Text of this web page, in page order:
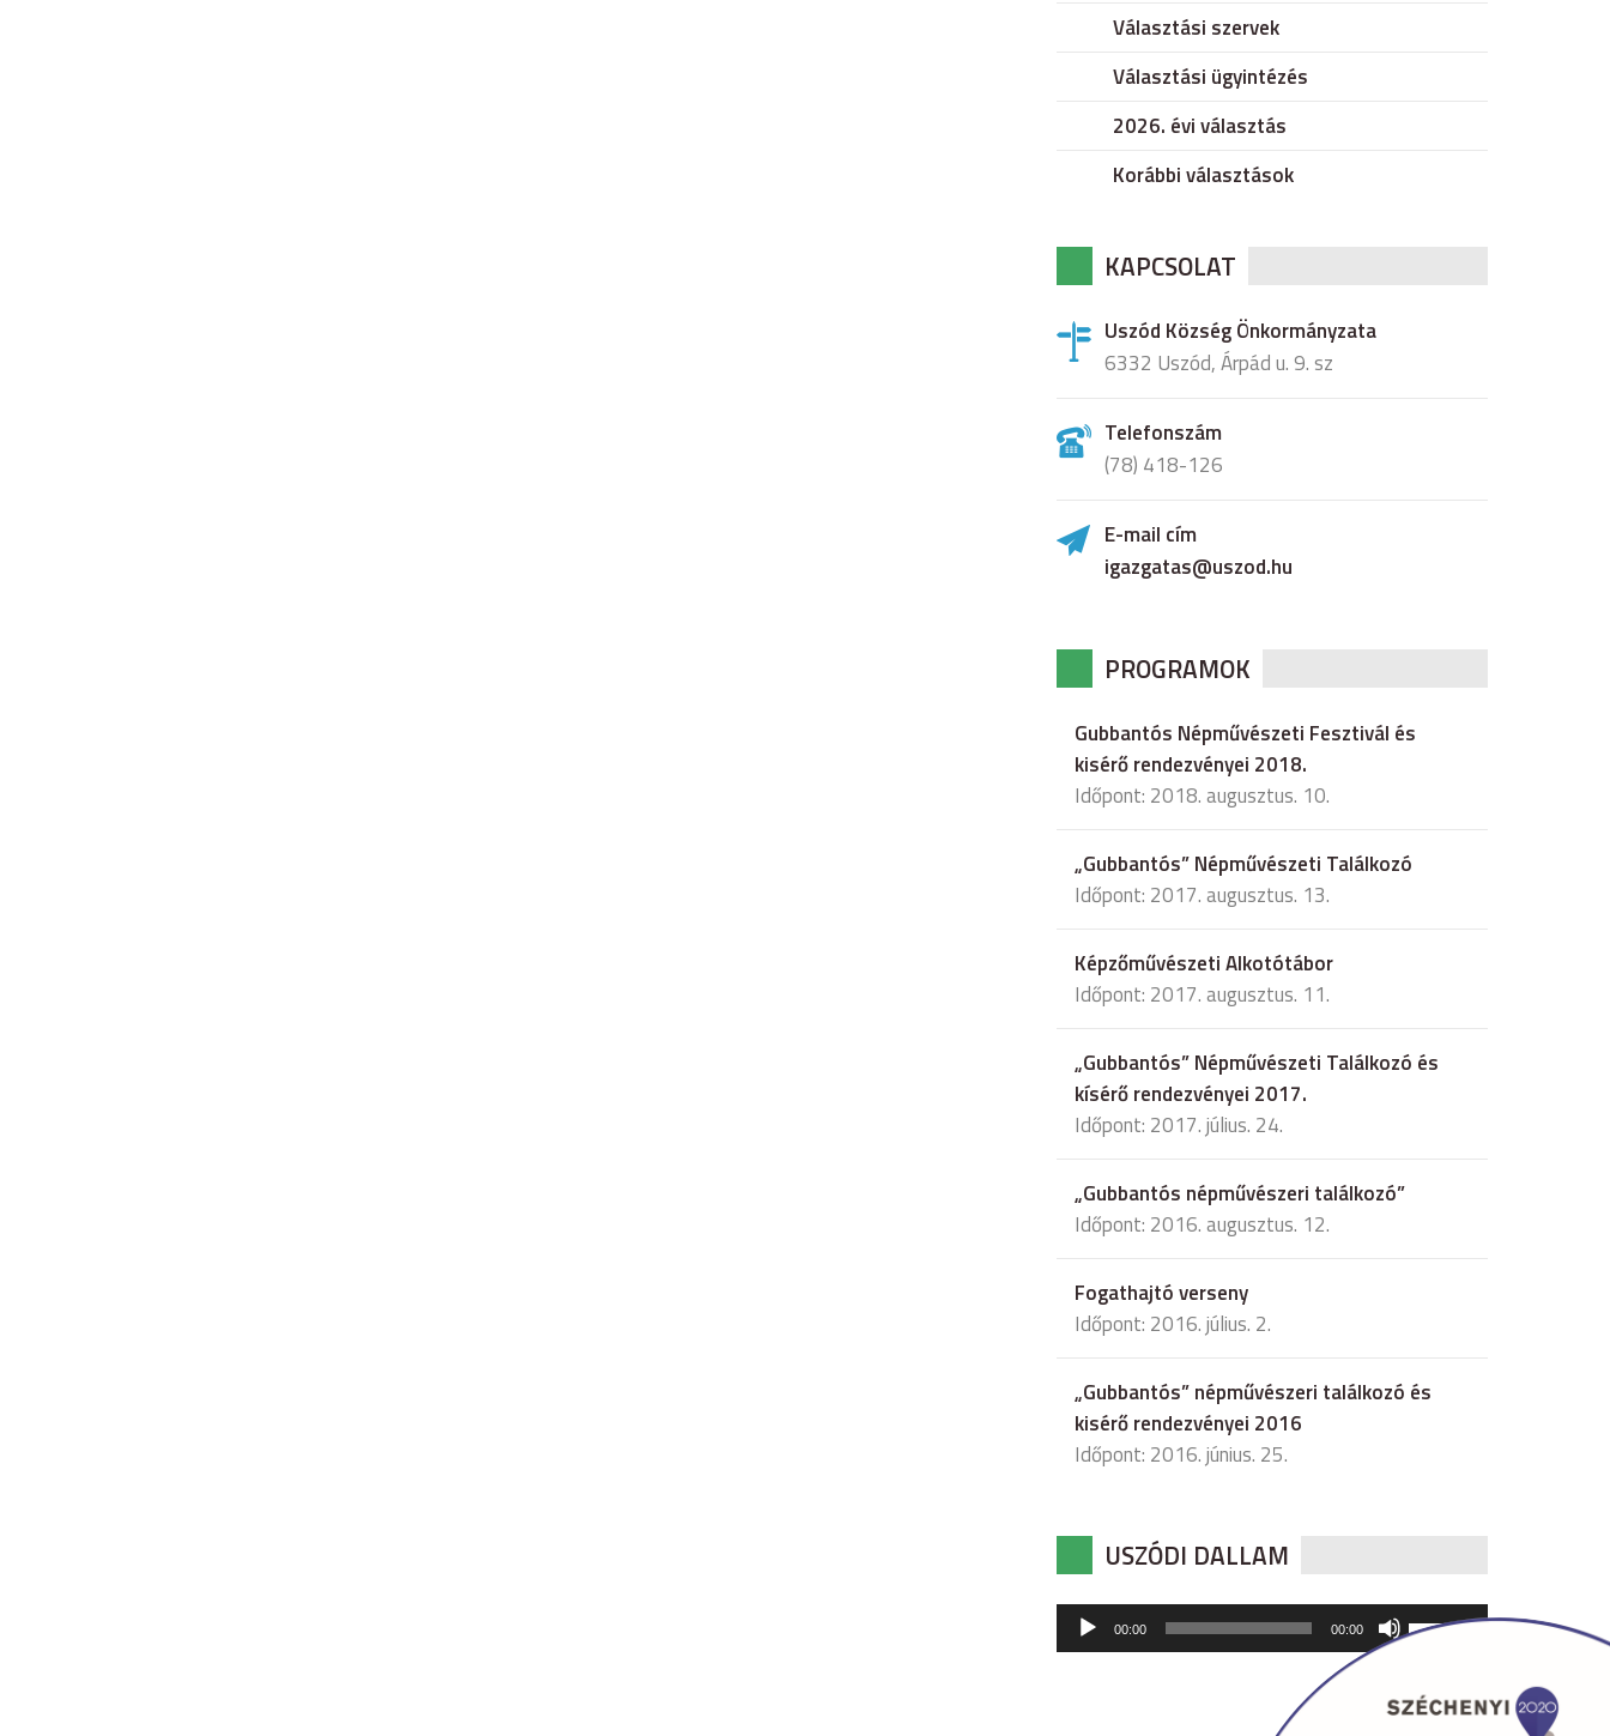
Választási szervek
Választási ügyintézés
2026. évi választás
Korábbi választások
KAPCSOLAT
Uszód Község Önkormányzata
6332 Uszód, Árpád u. 9. sz
Telefonszám
(78) 418-126
E-mail cím
igazgatas@uszod.hu
PROGRAMOK
Gubbantós Népművészeti Fesztivál és
kisérő rendezvényei 2018.
Időpont: 2018. augusztus. 10.
„Gubbantós” Népművészeti Találkozó
Időpont: 2017. augusztus. 13.
Képzőművészeti Alkotótábor
Időpont: 2017. augusztus. 11.
„Gubbantós” Népművészeti Találkozó és
kísérő rendezvényei 2017.
Időpont: 2017. július. 24.
„Gubbantós népművészeri találkozó”
Időpont: 2016. augusztus. 12.
Fogathajtó verseny
Időpont: 2016. július. 2.
„Gubbantós” népművészeri találkozó és
kisérő rendezvényei 2016
Időpont: 2016. június. 25.
USZÓDI DALLAM
Audió
lejátszó
00:00 00:00
hangerő
csökkentéséhez